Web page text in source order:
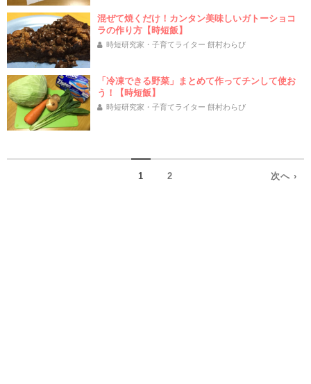
混ぜて焼くだけ！カンタン美味しいガトーショコ
ラの作り方【時短飯】
時短研究家・子育てライター 餅村わらび
「冷凍できる野菜」まとめて作ってチンして使お
う！【時短飯】
時短研究家・子育てライター 餅村わらび
1 2 次へ ›